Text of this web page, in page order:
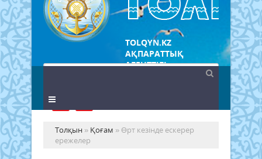
TOLQYN.KZ
АҚПАРАТТЫҚ
АГЕНТТІГІ
Толқын » Қоғам » Өрт кезінде ескерер
ережелер